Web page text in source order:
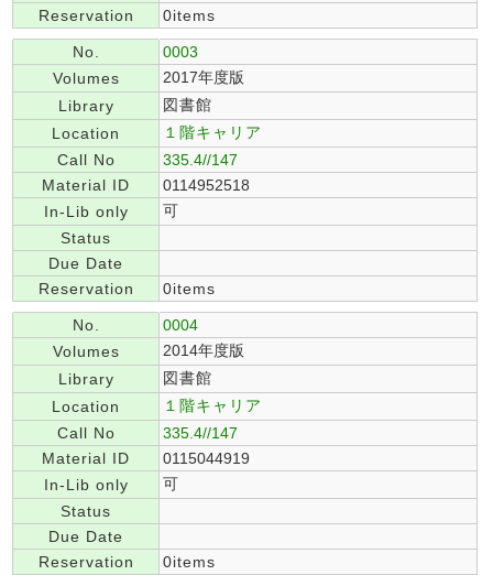
Reservation
0items
No.
0003
Volumes
2017年度版
Library
図書館
Location
１階キャリア
Call No
335.4//147
Material ID
0114952518
In-Lib only
可
Status
Due Date
Reservation
0items
No.
0004
Volumes
2014年度版
Library
図書館
Location
１階キャリア
Call No
335.4//147
Material ID
0115044919
In-Lib only
可
Status
Due Date
Reservation
0items